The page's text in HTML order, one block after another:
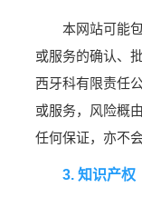
本网站可能
或服务的确认、
西牙科有限责任
或服务，风险概
任何保证，亦不
3. 知识产权